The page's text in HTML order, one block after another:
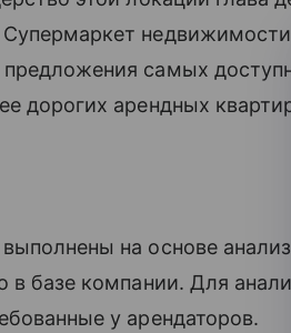
самых
дорогих арендных
на основе
в базе компании. Для
у арендаторов.